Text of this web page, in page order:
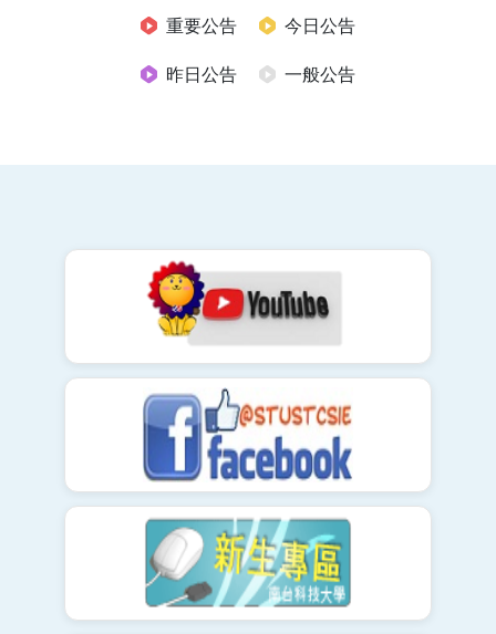
重要公告
今日公告
昨日公告
一般公告